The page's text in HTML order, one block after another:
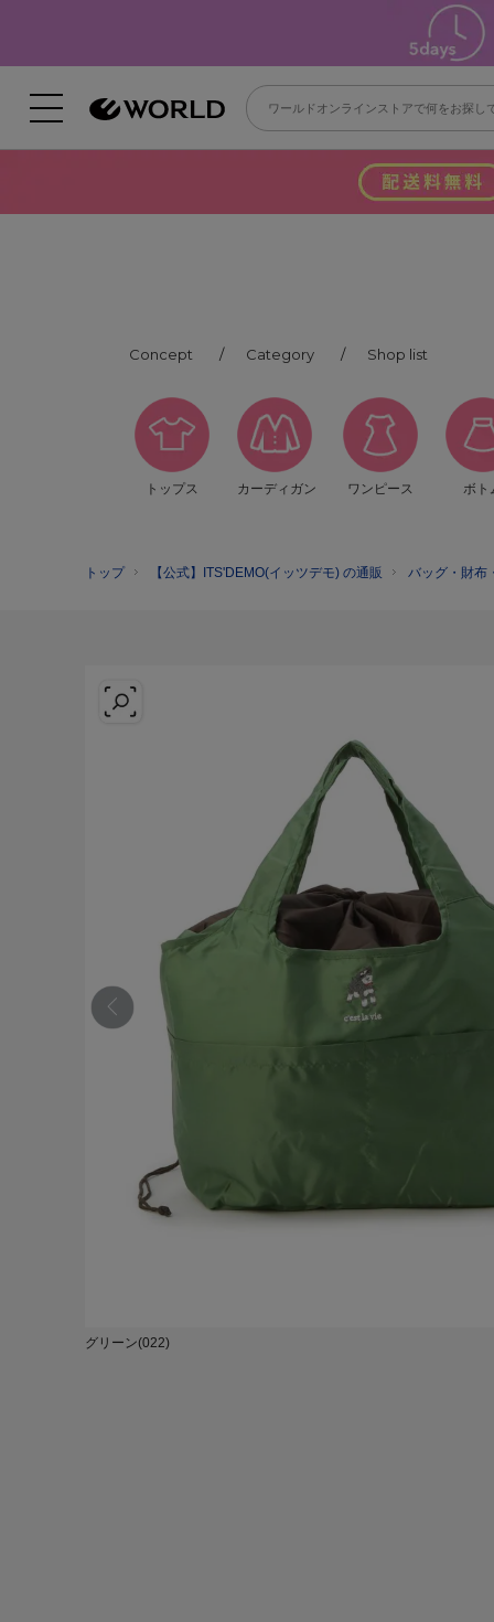
Concept Category Shop list
トップス カーディガン ワンピース ボト
トップ 【公式】ITS'DEMO(イッツデモ) の通販 バッグ・財布
グリーン(022)